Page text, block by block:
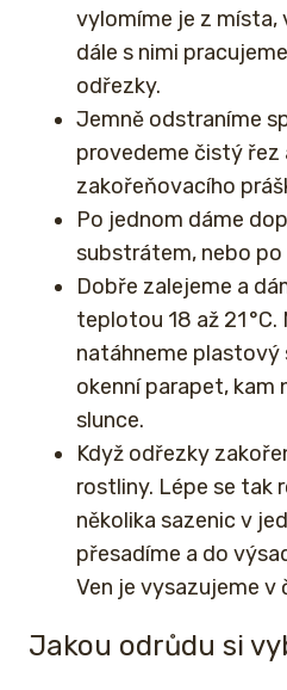
vylomíme je z místa,
dále s nimi
odřezky.
Jemně odstraníme
provedeme čistý řez
zakořeňovacího
Po jednom dáme
substrátem, nebo
Dobře zalejeme a
teplotou 18 až 21
natáhneme plastový
okenní parapet, kam
slunce.
Když odřezky
rostliny. Lépe se tak
několika sazenic v
přesadíme a do
Ven je vysazujeme v
Jakou odrůdu si